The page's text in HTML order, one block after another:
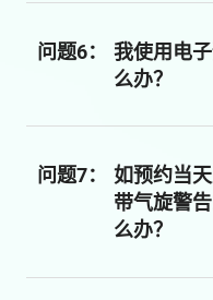
问题6：
我使用电
么办？
问题7：
如预约当
带气旋警
么办？